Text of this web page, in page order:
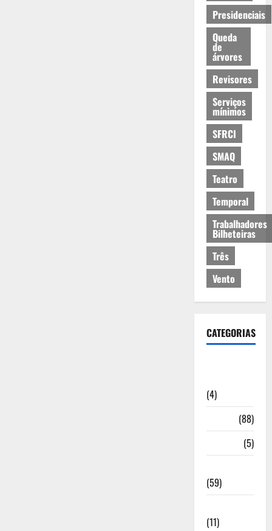
Presidenciais
Queda
de
árvores
Revisores
Serviços
mínimos
SFRCI
SMAQ
Teatro
Temporal
Trabalhadores
Bilheteiras
Três
Vento
CATEGORIAS
(4)
(88)
(5)
(59)
(11)